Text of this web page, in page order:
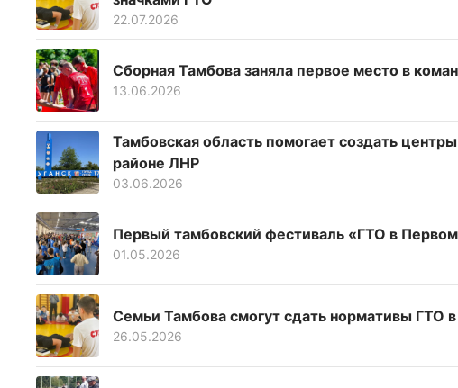
22.07.2026
Сборная Тамбова заняла первое место в
13.06.2026
Тамбовская область помогает создать
районе ЛНР
03.06.2026
Первый тамбовский фестиваль «ГТО в
01.05.2026
Семьи Тамбова смогут сдать нормативы ГТО
26.05.2026